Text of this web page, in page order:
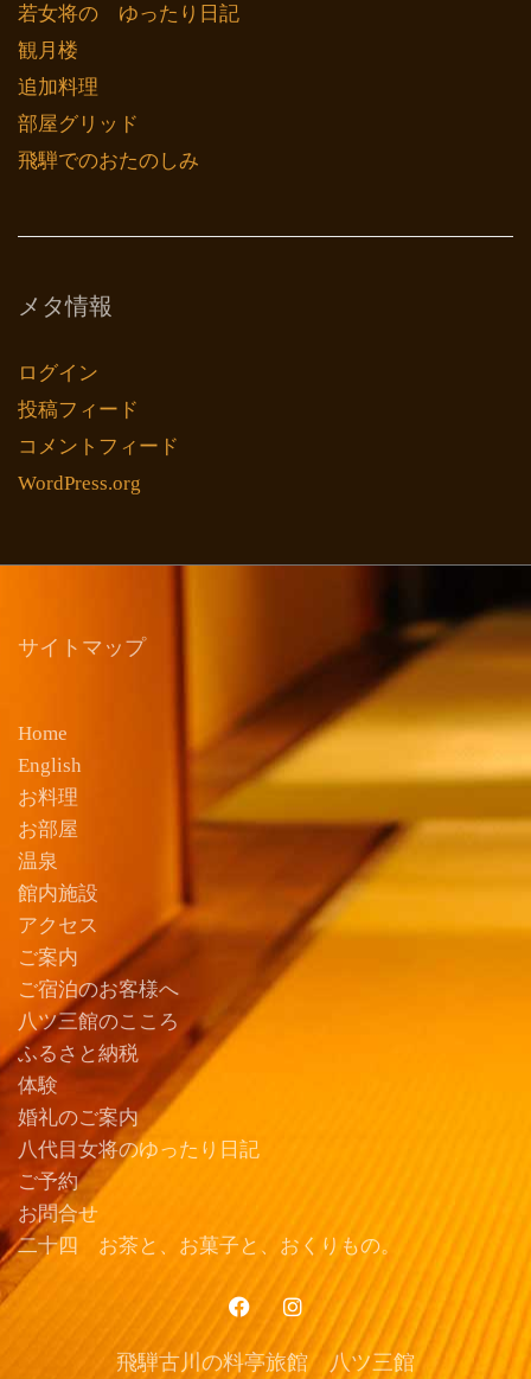
若女将の ゆったり日記
観月楼
追加料理
部屋グリッド
飛騨でのおたのしみ
メタ情報
ログイン
投稿フィード
コメントフィード
WordPress.org
サイトマップ
Home
English
お料理
お部屋
温泉
館内施設
アクセス
ご案内
ご宿泊のお客様へ
八ツ三館のこころ
ふるさと納税
体験
婚礼のご案内
八代目女将のゆったり日記
ご予約
お問合せ
二十四 お茶と、お菓子と、おくりもの。
飛騨古川の料亭旅館 八ツ三館